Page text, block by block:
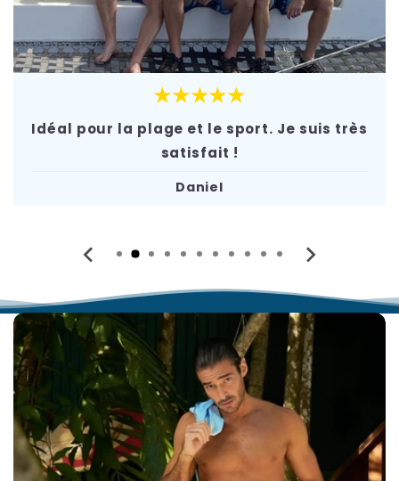
★★★★★
Idéal pour la plage et le sport. Je suis très
satisfait !
Daniel